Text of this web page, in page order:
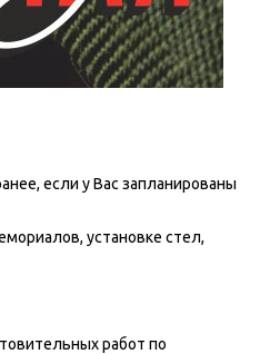
если у Вас запланированы
установке стел,
работ по